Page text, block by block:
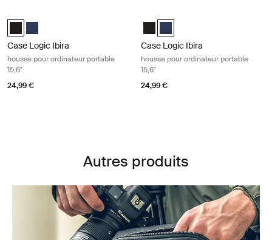
Case Logic Ibira Laptop Sleeve Noir (selected)
Case Logic Ibira Laptop Sleeve Bleu robe
Case Logic Ibira
housse pour ordinateur portable
15,6"
24,99 €
Case Logic Ibira Laptop Sleeve
Case Logic Ibira Laptop
Case Logic Ibira
housse pour ordinateur portable
15,6"
24,99 €
Autres produits